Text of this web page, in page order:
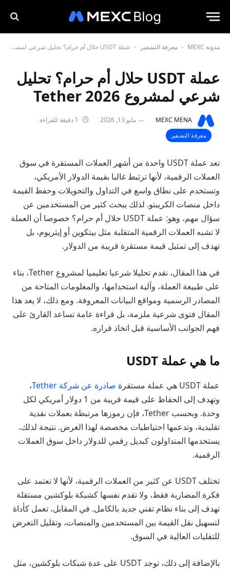
مدونة MEXC - معرفة التشفير - عملة USDT حلال أم حرام؟ تحليل شرعي لمشروع Tether 2026
عملة USDT حلال أم حرام؟ تحليل
شرعي لمشروع Tether 2026
MEXC MENA مايو 13, 2026
معرفة التشفير
تعد عملة USDT واحدة من أشهر العملات المستقرة في سوق
العملات الرقمية، لأنها ترتبط غالبا بقيمة الدولار الأمريكي،
وتستخدم على نطاق واسع في التداول والتحويلات وحفظ القيمة
داخل منصات الكريبتو. لذلك يبحث كثير من المستخدمين عن
سؤال مهم، وهو: عملة USDT حلال أم حرام؟ خصوصا أن العملة
لا تشبه العملات الرقمية المتقلبة مثل بيتكوين أو إيثريوم، بل
تهدف إلى تمثيل قيمة مستقرة قريبة من الدولار.
في هذا المقال، نقدم تحليلا شرعيا تعليميا لمشروع Tether، بناء
على طبيعة العملة، وآلية استخدامها، والمعلومات المتاحة من
المصادر الرسمية ومواقع البيانات المعروفة. ومع ذلك، لا يعد هذا
المقال فتوى شرعية ملزمة، بل قراءة عامة تساعد القارئ على
فهم الجوانب الأساسية قبل اتخاذ قراره.
ما هي عملة USDT
عملة USDT هي عملة مستقرة صادرة عن شركة Tether
،
وتهدف إلى الحفاظ على قيمة قريبة من 1 دولار أمريكي لكل
وحدة. وبحسب Tether، فإن رموزها مرتبطة بعملات نقدية
تقليدية، وتدعمها احتياطيات مخصصة لهذا الغرض. نتيجة لذلك،
يستخدمها المتداولون كبديل رقمي للدولار داخل سوق العملات
الرقمية.
تختلف USDT عن كثير من العملات الرقمية، لأنها لا تعتمد على
فكرة المضاربة فقط، ولا تقدم نفسها كشبكة بلوكشين مستقلة
تهدف إلى بناء نظام تقني جديد بالكامل. في المقابل، تعمل كأداة
لتسهيل نقل القيمة بين المستخدمين والمنصات، وتقليل التعرض
للتقلبات العالية في السوق.
بالإضافة إلى ذلك، توجد USDT على عدة شبكات بلوكشين، مثل